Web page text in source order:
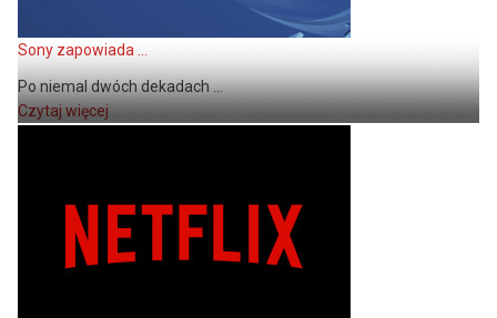
Sony zapowiada ...
Po niemal dwóch dekadach ...
Czytaj więcej